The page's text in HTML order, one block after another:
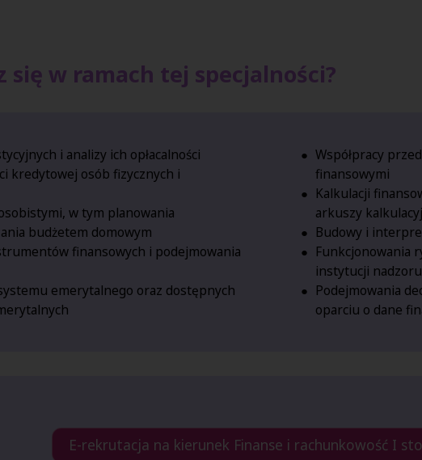
się w ramach tej specjalności?
i analizy ich opłacalności
kredytowej osób fizycznych i
w tym planowania
budżetem domowym
finansowych i podejmowania
emerytalnego oraz dostępnych
Współpracy
finansowymi
Kalkulacji
arkuszy
Budowy i
Funkcjonowania
instytucji
Podejmowania
oparciu o dane
E-rekrutacja na kierunek Finanse i rachunkowość I